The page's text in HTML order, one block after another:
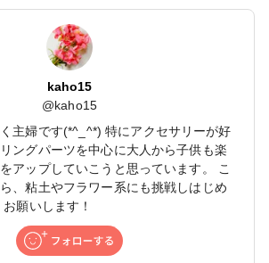
kaho15
@kaho15
主婦です(*^_^*) 特にアクセサリーが好
ングパーツを中心に大人から子供も楽
アップしていこうと思っています。 こ
、粘土やフラワー系にも挑戦しはじめ
願いします！